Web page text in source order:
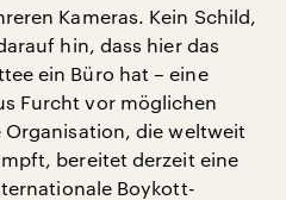
Kameras. Kein Schild,
hin, dass hier das
ein Büro hat – eine
Furcht vor möglichen
Organisation, die weltweit
bereitet derzeit eine
Boykott-